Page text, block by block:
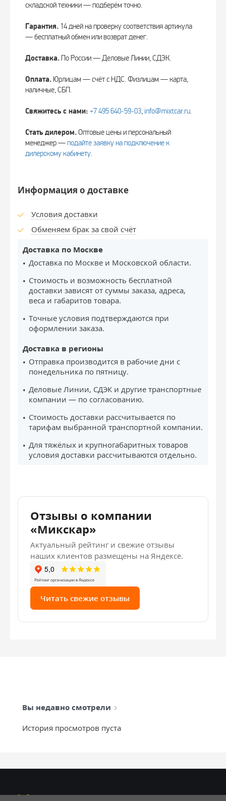
складской техники — подберём точно.
Гарантия. 14 дней на проверку соответствия артикула
— бесплатный обмен или возврат денег.
Доставка.По России — Деловые Линии, СДЭК.
Оплата. Юрлицам — счёт с НДС. Физлицам — карта,
наличные, СБП.
Свяжитесь с нами: +7 495 640‑59‑03, info@mixtcar.ru.
Стать дилером.Оптовые цены и персональный
менеджер —подайте заявку на подключение к
дилерскому кабинету.
Информация о доставке
Условия доставки
Обменяем брак за свой счёт
Доставка по Москве
Доставка по Москве и Московской области.
Стоимость и возможность бесплатной
доставки зависят от суммы заказа, адреса,
веса и габаритов товара.
Точные условия подтверждаются при
оформлении заказа.
Доставка в регионы
Отправка производится в рабочие дни с
понедельника по пятницу.
Деловые Линии, СДЭК и другие транспортные
компании — по согласованию.
Стоимость доставки рассчитывается по
тарифам выбранной транспортной компании.
Для тяжёлых и крупногабаритных товаров
условия доставки рассчитываются отдельно.
Отзывы о компании
«Микскар»
Актуальный рейтинг и свежие отзывы
наших клиентов размещены на Яндексе.
Читать свежие отзывы
Вы недавно смотрели
История просмотров пуста